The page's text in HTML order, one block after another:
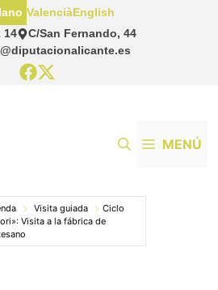
14
C/San Fernando, 44
ValenciàEnglish
MENÚ
Visita guiada
Ciclo
Visita a la fábrica de